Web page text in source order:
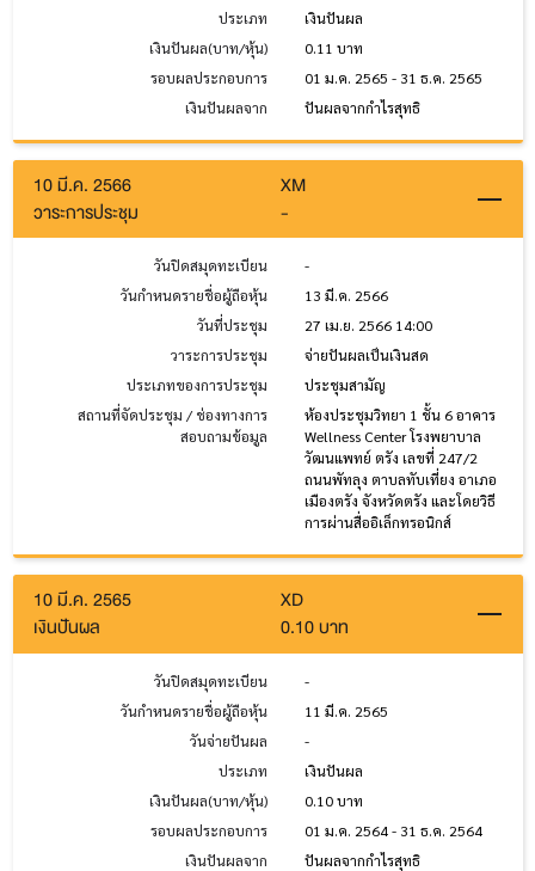
ประเภท
เงินปันผล
เงินปันผล(บาท/หุ้น)
0.11 บาท
รอบผลประกอบการ
01 ม.ค. 2565 - 31 ธ.ค. 2565
เงินปันผลจาก
ปันผลจากกำไรสุทธิ
10 มี.ค. 2566
XM
วาระการประชุม
-
วันปิดสมุดทะเบียน
-
วันกำหนดรายชื่อผู้ถือหุ้น
13 มี.ค. 2566
วันที่ประชุม
27 เม.ย. 2566 14:00
วาระการประชุม
จ่ายปันผลเป็นเงินสด
ประเภทของการประชุม
ประชุมสามัญ
สถานที่จัดประชุม / ช่องทางการ
สอบถามข้อมูล
ห้องประชุมวิทยา 1 ชั้น 6 อาคาร
Wellness Center โรงพยาบาล
วัฒนแพทย์ ตรัง เลขที่ 247/2
ถนนพัทลุง ตาบลทับเที่ยง อาเภอ
เมืองตรัง จังหวัดตรัง และโดยวิธี
การผ่านสื่ออิเล็กทรอนิกส์
10 มี.ค. 2565
XD
เงินปันผล
0.10 บาท
วันปิดสมุดทะเบียน
-
วันกำหนดรายชื่อผู้ถือหุ้น
11 มี.ค. 2565
วันจ่ายปันผล
-
ประเภท
เงินปันผล
เงินปันผล(บาท/หุ้น)
0.10 บาท
รอบผลประกอบการ
01 ม.ค. 2564 - 31 ธ.ค. 2564
เงินปันผลจาก
ปันผลจากกำไรสุทธิ